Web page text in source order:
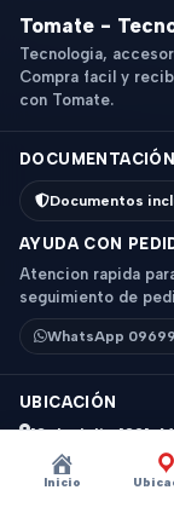
Inicio
Tomate -
Tecnologia,
Compra facil y
con Tomate.
DOCUMENTACIÓN
Documentos
AYUDA CON
Atencion rapida
seguimiento de
WhatsApp
UBICACIÓN
18 de Julio 1831,
Horario: 9 a 18 hs